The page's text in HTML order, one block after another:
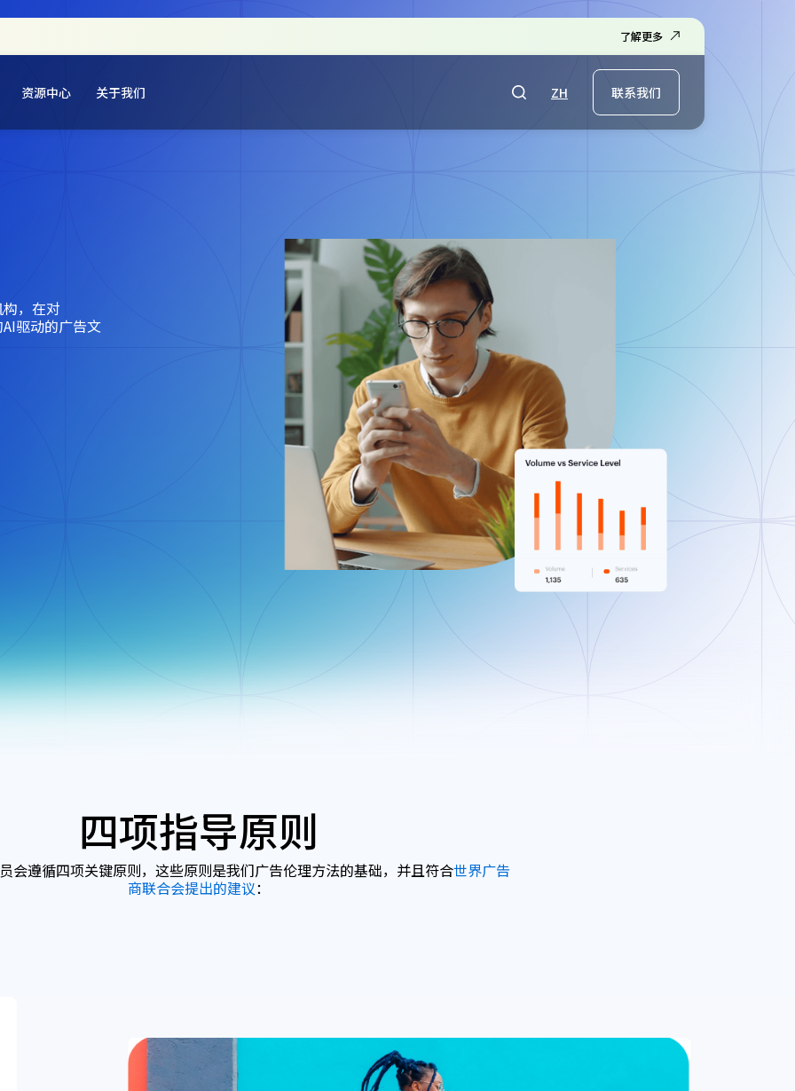
了解更多
资源中心 关于我们 ZH 联系我们
，在对
驱动的广告文
四项指导原则
会遵循四项关键原则，这些原则是我们广告伦理方法的基础，并且符合世界广告
商联合会提出的建议：